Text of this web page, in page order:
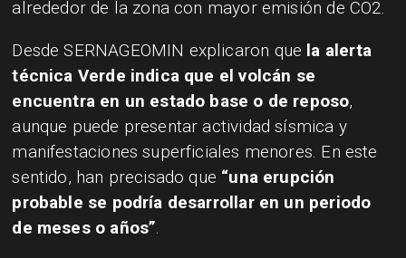
alrededor de la zona con mayor emisión de CO2.
Desde SERNAGEOMIN explicaron que la alerta
técnica Verde indica que el volcán se
encuentra en un estado base o de reposo,
aunque puede presentar actividad sísmica y
manifestaciones superficiales menores. En este
sentido, han precisado que “una erupción
probable se podría desarrollar en un periodo
de meses o años”.